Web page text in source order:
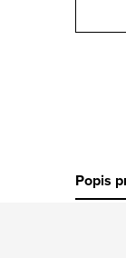
Popis